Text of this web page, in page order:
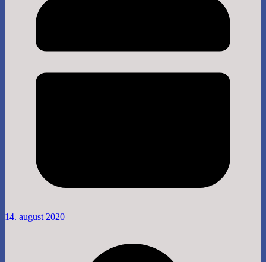
14. august 2020